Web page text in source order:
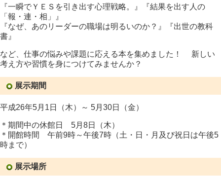
『一瞬でＹＥＳを引き出す心理戦略。』『結果を出す人の
「報・連・相」』
『なぜ、あのリーダーの職場は明るいのか？』『出世の教科
書』
など、仕事の悩みや課題に応える本を集めました！ 新しい
考え方や習慣を身につけてみませんか？
展示期間
平成26年5月1日（木）～ 5月30日（金）
＊期間中の休館日 5月8日（木）
＊開館時間 午前9時～午後7時（土・日・月及び祝日は午後5
時まで）
展示場所